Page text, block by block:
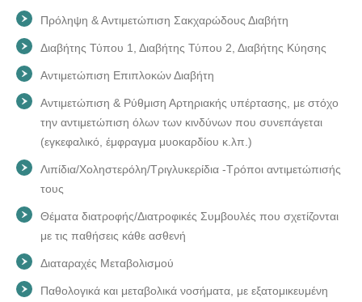
Πρόληψη & Αντιμετώπιση Σακχαρώδους Διαβήτη
Διαβήτης Τύπου 1, Διαβήτης Τύπου 2, Διαβήτης Κύησης
Αντιμετώπιση Επιπλοκών Διαβήτη
Αντιμετώπιση & Ρύθμιση Αρτηριακής υπέρτασης, με στόχο
την αντιμετώπιση όλων των κινδύνων που συνεπάγεται
(εγκεφαλικό, έμφραγμα μυοκαρδίου κ.λπ.)
Λιπίδια/Χοληστερόλη/Τριγλυκερίδια -Τρόποι αντιμετώπισής
τους
Θέματα διατροφής/Διατροφικές Συμβουλές που σχετίζονται
με τις παθήσεις κάθε ασθενή
Διαταραχές Μεταβολισμού
Παθολογικά και μεταβολικά νοσήματα, με εξατομικευμένη